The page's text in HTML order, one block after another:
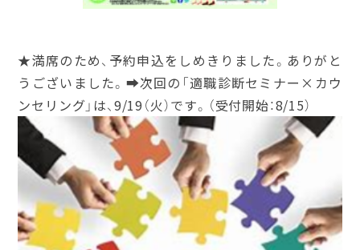
★満席のため、予約申込をしめきりました。ありがと
うございました。➡次回の「適職診断セミナー×カウ
ンセリング」は、9/19（火）です。（受付開始：8/15）